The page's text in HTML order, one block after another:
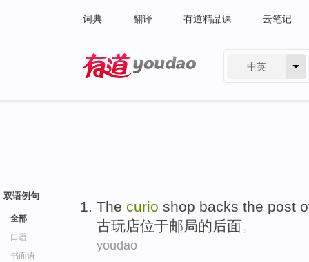
词典 翻译 有道精品课 云笔记
中英
双语例句
全部
口语
书面语
The curio shop backs the post
古玩店位于邮局的后面。
youdao